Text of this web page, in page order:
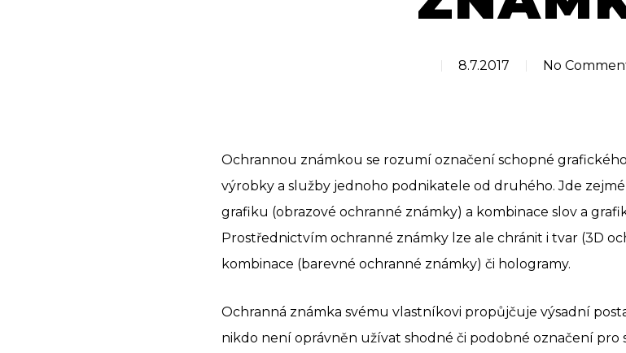
8.7.2017 No
Ochrannou známkou se rozumí označení schopné
výrobky a služby jednoho podnikatele od druhého. Jde
grafiku (obrazové ochranné známky) a kombinace slov a
Prostřednictvím ochranné známky lze ale chránit i tvar (3D
kombinace (barevné ochranné známky) či hologramy.
Ochranná známka svému vlastníkovi propůjčuje výsadní
nikdo není oprávněn užívat shodné či podobné označení pro